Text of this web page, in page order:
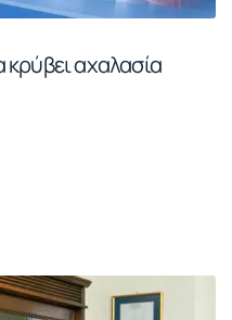
αχαλασία